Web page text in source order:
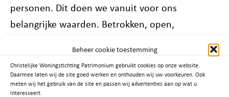
Beheer cookie toestemming
Christelijke Woningstichting Patrimonium gebruikt cookies op onze website.
Daarmee laten wij de site goed werken en onthouden wij uw voorkeuren. Ook
meten wij het gebruik van de site en passen wij advertenties aan op wat u
interesseert.
personen. Dit doen we vanuit voor ons
belangrijke waarden. Betrokken, open,
ondernemend, daadkrachtig en toekomstgericht.
Met zorg en aandacht voor de medemens en
respect voor de ander. We streven naar goed
rentmeesterschap met eigen verantwoording